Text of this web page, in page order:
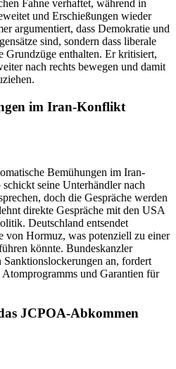
Fahne verhaftet, während in
und Erschießungen wieder
argumentiert, dass Demokratie und
sind, sondern dass liberale
Grundzüge enthalten. Er kritisiert,
nach rechts bewegen und damit
im Iran-Konflikt
Bemühungen im Iran-
seine Unterhändler nach
doch die Gespräche werden
direkte Gespräche mit den USA
Deutschland entsendet
von Hormuz, was potenziell zu einer
könnte. Bundeskanzler
an, fordert
und Garantien für
JCPOA-Abkommen